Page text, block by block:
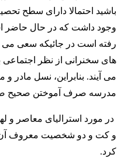
باشید احتمالا دارای سطح
وجود داشت که در حال حاضر
رفته است در جائیکه سعی می
های سخنرانی از نظر اجتماعی
می آیند. بنابراین، نسل مادر
مدرسه صرف آموختن صحیح
در مورد استرالیای معاصر و
کرد.